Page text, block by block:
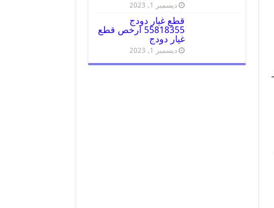
ديسمبر 1, 2023
قطع غيار دودج
55818355 ارخص قطع
غيار دودج
ديسمبر 1, 2023